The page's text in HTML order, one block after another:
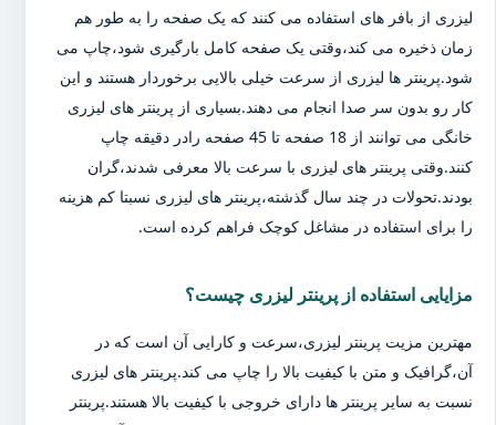
لیزری از بافر های استفاده می کنند که یک صفحه را به طور هم
زمان ذخیره می کند،وقتی یک صفحه کامل بارگیری شود،چاپ می
شود.پرینتر ها لیزری از سرعت خیلی بالایی برخوردار هستند و این
کار رو بدون سر صدا انجام می دهند.بسیاری از پرینتر های لیزری
خانگی می توانند از 18 صفحه تا 45 صفحه رادر دقیقه چاپ
کنند.وقتی پرینتر های لیزری با سرعت بالا معرفی شدند،گران
بودند.تحولات در چند سال گذشته،پرینتر های لیزری نسبتا کم هزینه
را برای استفاده در مشاغل کوچک فراهم کرده است.
مزایایی استفاده از پرینتر لیزری چیست؟
مهترین مزیت پرینتر لیزری،سرعت و کارایی آن است که در
آن،گرافیک و متن با کیفیت بالا را چاپ می کند.پرینتر های لیزری
نسبت به سایر پرینتر ها دارای خروجی با کیفیت بالا هستند.پرینتر